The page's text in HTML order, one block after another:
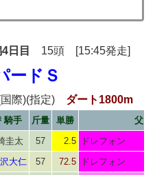
日目 15頭 [15:45発走]
ードＳ
国際)(指定) ダート1800m
騎手 斤量 単勝
父
圭太 57 2.5
ドレフォン
大仁 57 72.5
ドレフォン